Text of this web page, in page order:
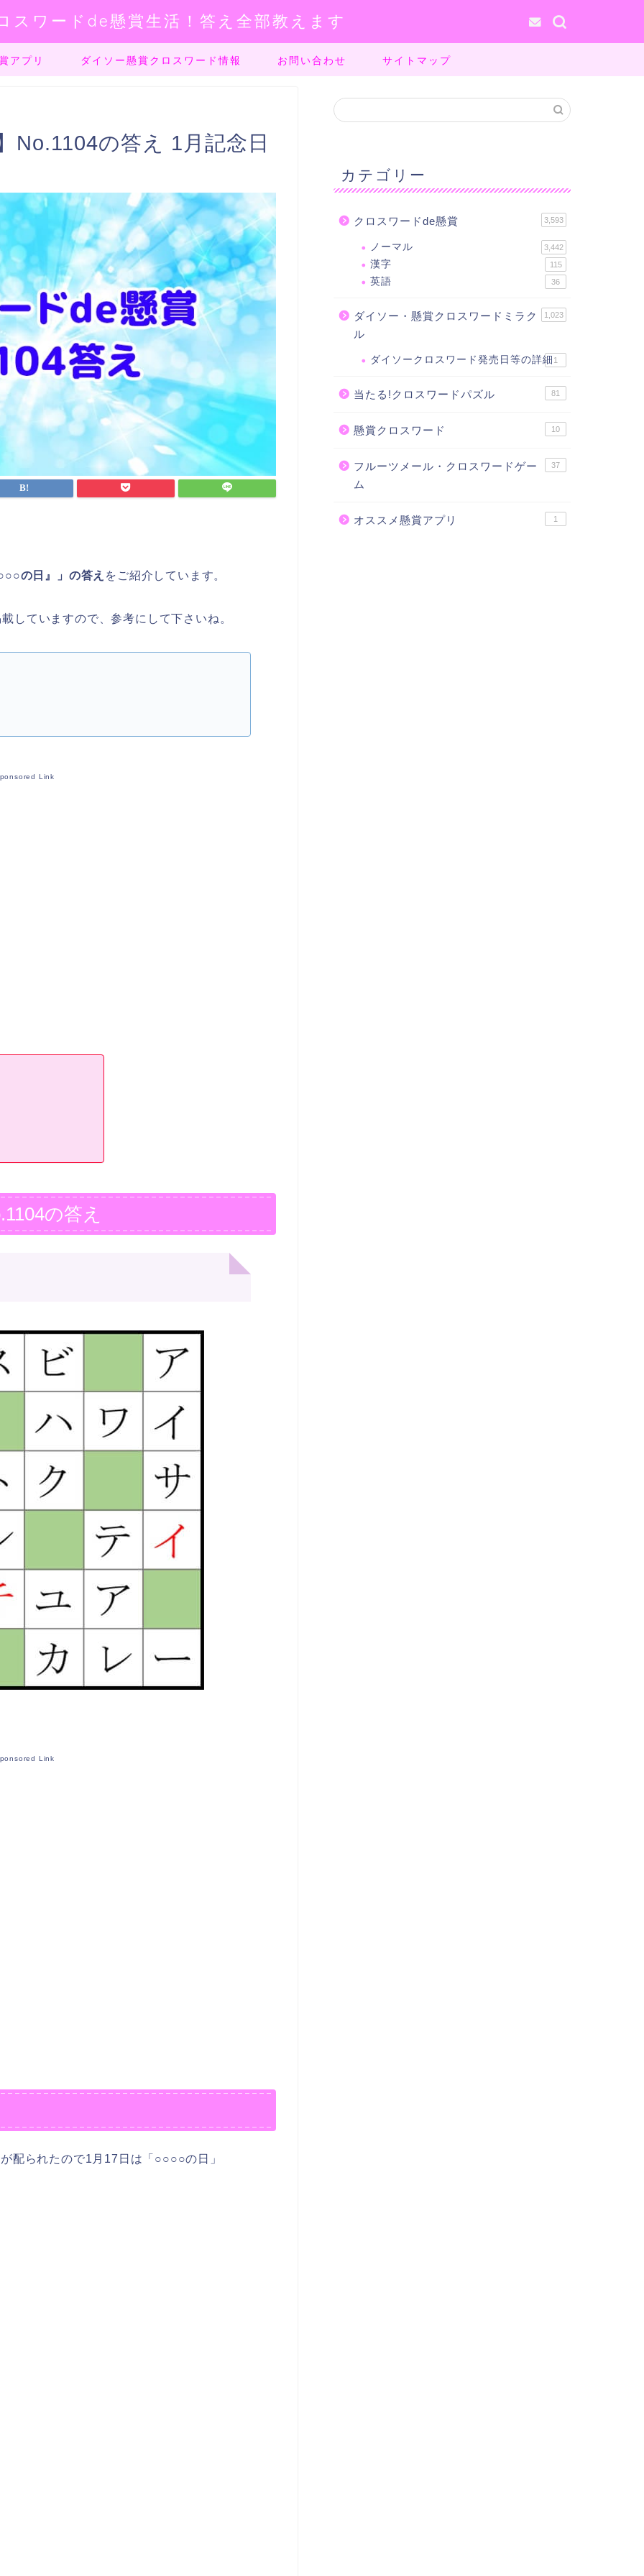
スワードde懸賞生活！答え全部教えます
アプリ ダイソー懸賞クロスワード情報 お問い合わせ サイトマップ
No.1104の答え 1月記念日
の日』」の答え をご紹介しています。
していますので、参考にして下さいね。
Link
の答え
Link
配られたので1月17日は「○○○○の日」
カテゴリー
クロスワードde懸賞 3,593
ノーマル 3,442
漢字 115
英語 36
ダイソー・懸賞クロスワードミラク
ル
1,023
ダイソークロスワード発売日等の詳細 1
当たる!クロスワードパズル 81
懸賞クロスワード 10
フルーツメール・クロスワードゲー
ム
37
オススメ懸賞アプリ 1